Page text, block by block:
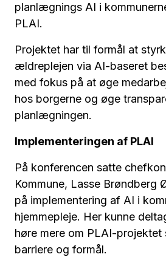
planlægnings AI i
PLAI.
Projektet har til formål at
ældreplejen via AI-baseret
med fokus på at øge
hos borgerne og øge
planlægningen.
Implementeringen af PLAI
På konferencen satte
Kommune, Lasse Brøndberg
på implementering af AI i
hjemmepleje. Her kunne
høre mere om PLAI-projektet
barriere og formål.